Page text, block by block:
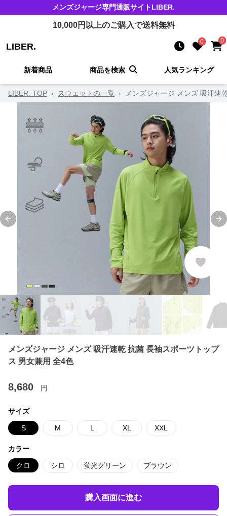
メンズジャージ専門通販サイトLIBER.
10,000円以上のご購入で送料無料
LIBER. 0 0
新着商品 商品を検索 人気ランキング
LIBER. TOP › スウェットの一覧 › メンズジャージ メンズ 吸汗速
Previous slide
メンズジャージ メンズ 吸汗速乾 抗菌 長袖スポーツトップ
ス 男女兼用 全4色
8,680 円
サイズ
S M L XL XXL
カラー
クロ シロ 蛍光グリーン ブラウン
購入画面に進む